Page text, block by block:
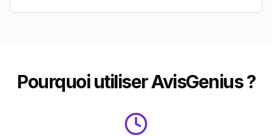
Pourquoi utiliser AvisGenius ?